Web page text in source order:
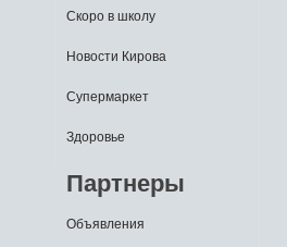
Скоро в школу
Новости Кирова
Супермаркет
Здоровье
Партнеры
Объявления